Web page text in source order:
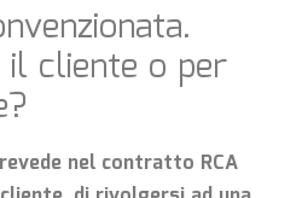
il cliente o per
nel contratto RCA